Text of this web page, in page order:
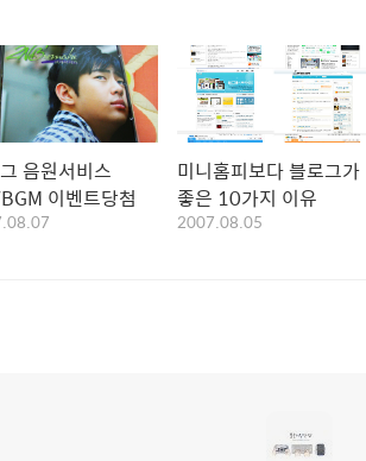
음원서비스
이벤트당첨
미니홈피보다 블로그가
좋은 10가지 이유
2007.08.05